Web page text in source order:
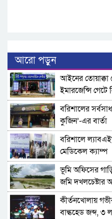
আরো পড়ুন
​আইনের তোয়াক্কা
ইমারজেন্সি গেটে
বরিশালের
কুজিন’-এর বার্তা
বরিশালে
মেডিকেল ক্যাম্প
‎ভূমি অফিসের
জমি দখলচেষ্টার
চাঞ্চল্য
কীর্তনখোলায়
বাল্কহেড জব্দ, ৩